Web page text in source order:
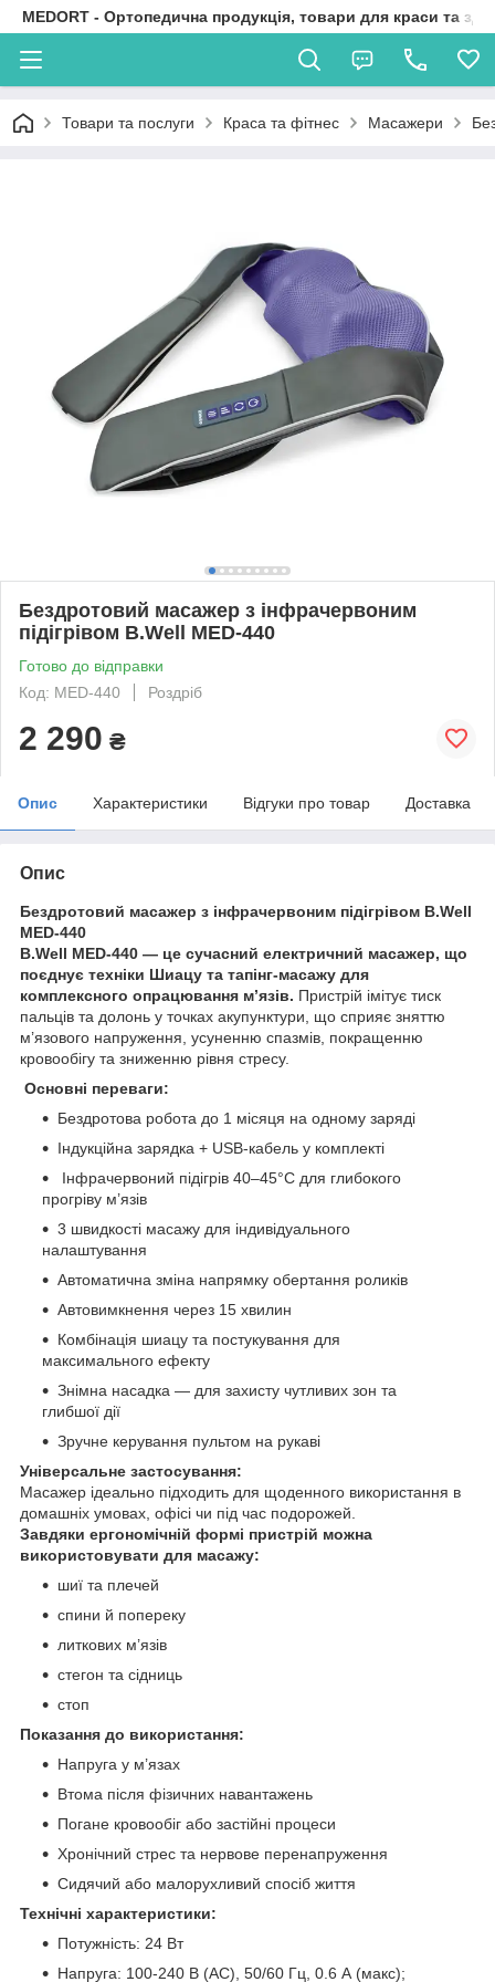
MEDORT - Ортопедична продукція, товари для краси та
Товари та послуги Краса та фітнес Масажери
Бездротовий масажер з інфрачервоним
підігрівом B.Well MED-440
Готово до відправки
Код: MED-440
Роздріб
2 290 ₴
Опис Характеристики Відгуки про товар Доставка
Опис
Бездротовий масажер з інфрачервоним підігрівом B.Well
MED-440
B.Well MED-440 — це сучасний електричний масажер, що
поєднує техніки Шиацу та тапінг-масажу для
комплексного опрацювання м’язів. Пристрій імітує тиск
пальців та долонь у точках акупунктури, що сприяє зняттю
м’язового напруження, усуненню спазмів, покращенню
кровообігу та зниженню рівня стресу.
Основні переваги:
Бездротова робота до 1 місяця на одному заряді
Індукційна зарядка + USB-кабель у комплекті
Інфрачервоний підігрів 40–45°C для глибокого
прогріву м’язів
3 швидкості масажу для індивідуального
налаштування
Автоматична зміна напрямку обертання роликів
Автовимкнення через 15 хвилин
Комбінація шиацу та постукування для
максимального ефекту
Знімна насадка — для захисту чутливих зон та
глибшої дії
Зручне керування пультом на рукаві
Універсальне застосування:
Масажер ідеально підходить для щоденного використання в
домашніх умовах, офісі чи під час подорожей.
Завдяки ергономічній формі пристрій можна
використовувати для масажу:
шиї та плечей
спини й попереку
литкових м’язів
стегон та сідниць
стоп
Показання до використання:
Напруга у м’язах
Втома після фізичних навантажень
Погане кровообіг або застійні процеси
Хронічний стрес та нервове перенапруження
Сидячий або малорухливий спосіб життя
Технічні характеристики:
Потужність: 24 Вт
Напруга: 100-240 В (AC), 50/60 Гц, 0.6 А (макс);